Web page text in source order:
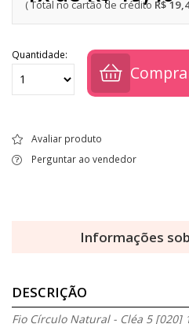
R$
Quantidade:
Avaliar produto
Perguntar ao vendedor
Informações
DESCRIÇÃO
Fio Círculo Natural - Cléa 5 [020]